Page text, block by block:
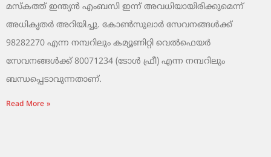
മസ്‌കത്ത് ഇന്ത്യൻ എംബസി ഇന്ന് അവധിയായിരിക്കുമെന്ന്
അധികൃതർ അറിയിച്ചു. കോൺസുലാർ സേവനങ്ങൾക്ക്
98282270 എന്ന നമ്പറിലും കമ്യൂണിറ്റി വെൽഫെയർ
സേവനങ്ങൾക്ക് 80071234 (ടോൾ ഫ്രീ) എന്ന നമ്പറിലും
ബന്ധപ്പെടാവുന്നതാണ്.
Read More »